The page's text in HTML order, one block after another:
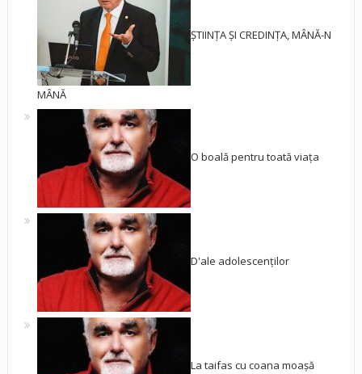
ȘTIINȚA ȘI CREDINȚA, MÂNĂ-N
MÂNĂ
O boală pentru toată viața
D'ale adolescenților
La taifas cu coana moașă